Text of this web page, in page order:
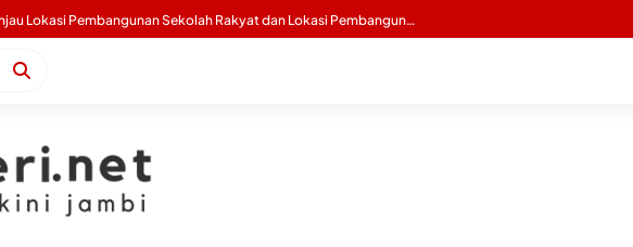
Gubernur Al Haris Buka Sosialisasi Akbar Pencegahan IRET, TCC, Perundungan, dan Bahaya Narkoba di Bungo